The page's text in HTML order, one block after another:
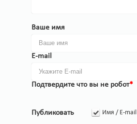
Ваше имя
E-mail
Подтвердите что вы не робот*
Публиковать Имя / E-mail